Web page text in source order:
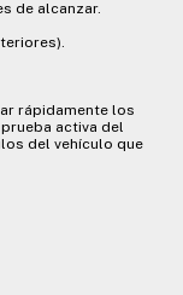
de alcanzar.
rápidamente los
activa del
del vehículo que